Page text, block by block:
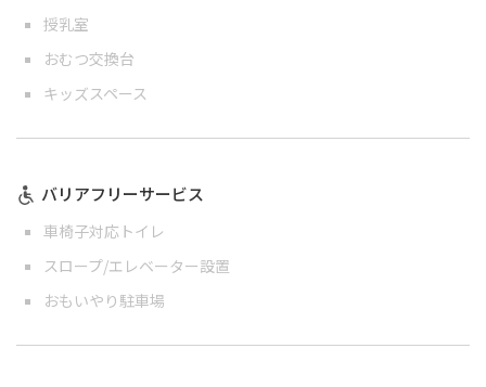
授乳室
おむつ交換台
キッズスペース
バリアフリーサービス
車椅子対応トイレ
スロープ/エレベーター設置
おもいやり駐車場